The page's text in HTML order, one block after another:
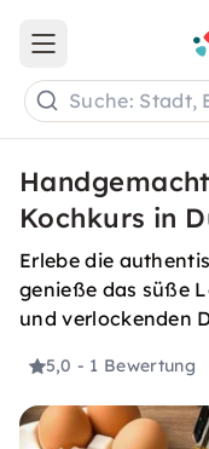
Open main menu
Suche: Stadt,
Kochkurs in
Erlebe die
genieße das süße
und verlockenden
5,0 - 1 Bewertung